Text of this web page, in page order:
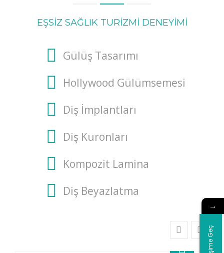
EŞSİZ SAĞLIK TURİZMİ DENEYİMİ
Gülüş Tasarımı
Hollywood Gülümsemesi
Diş İmplantları
Diş Kuronları
Kompozit Lamina
Diş Beyazlatma
→
İletişime Geç